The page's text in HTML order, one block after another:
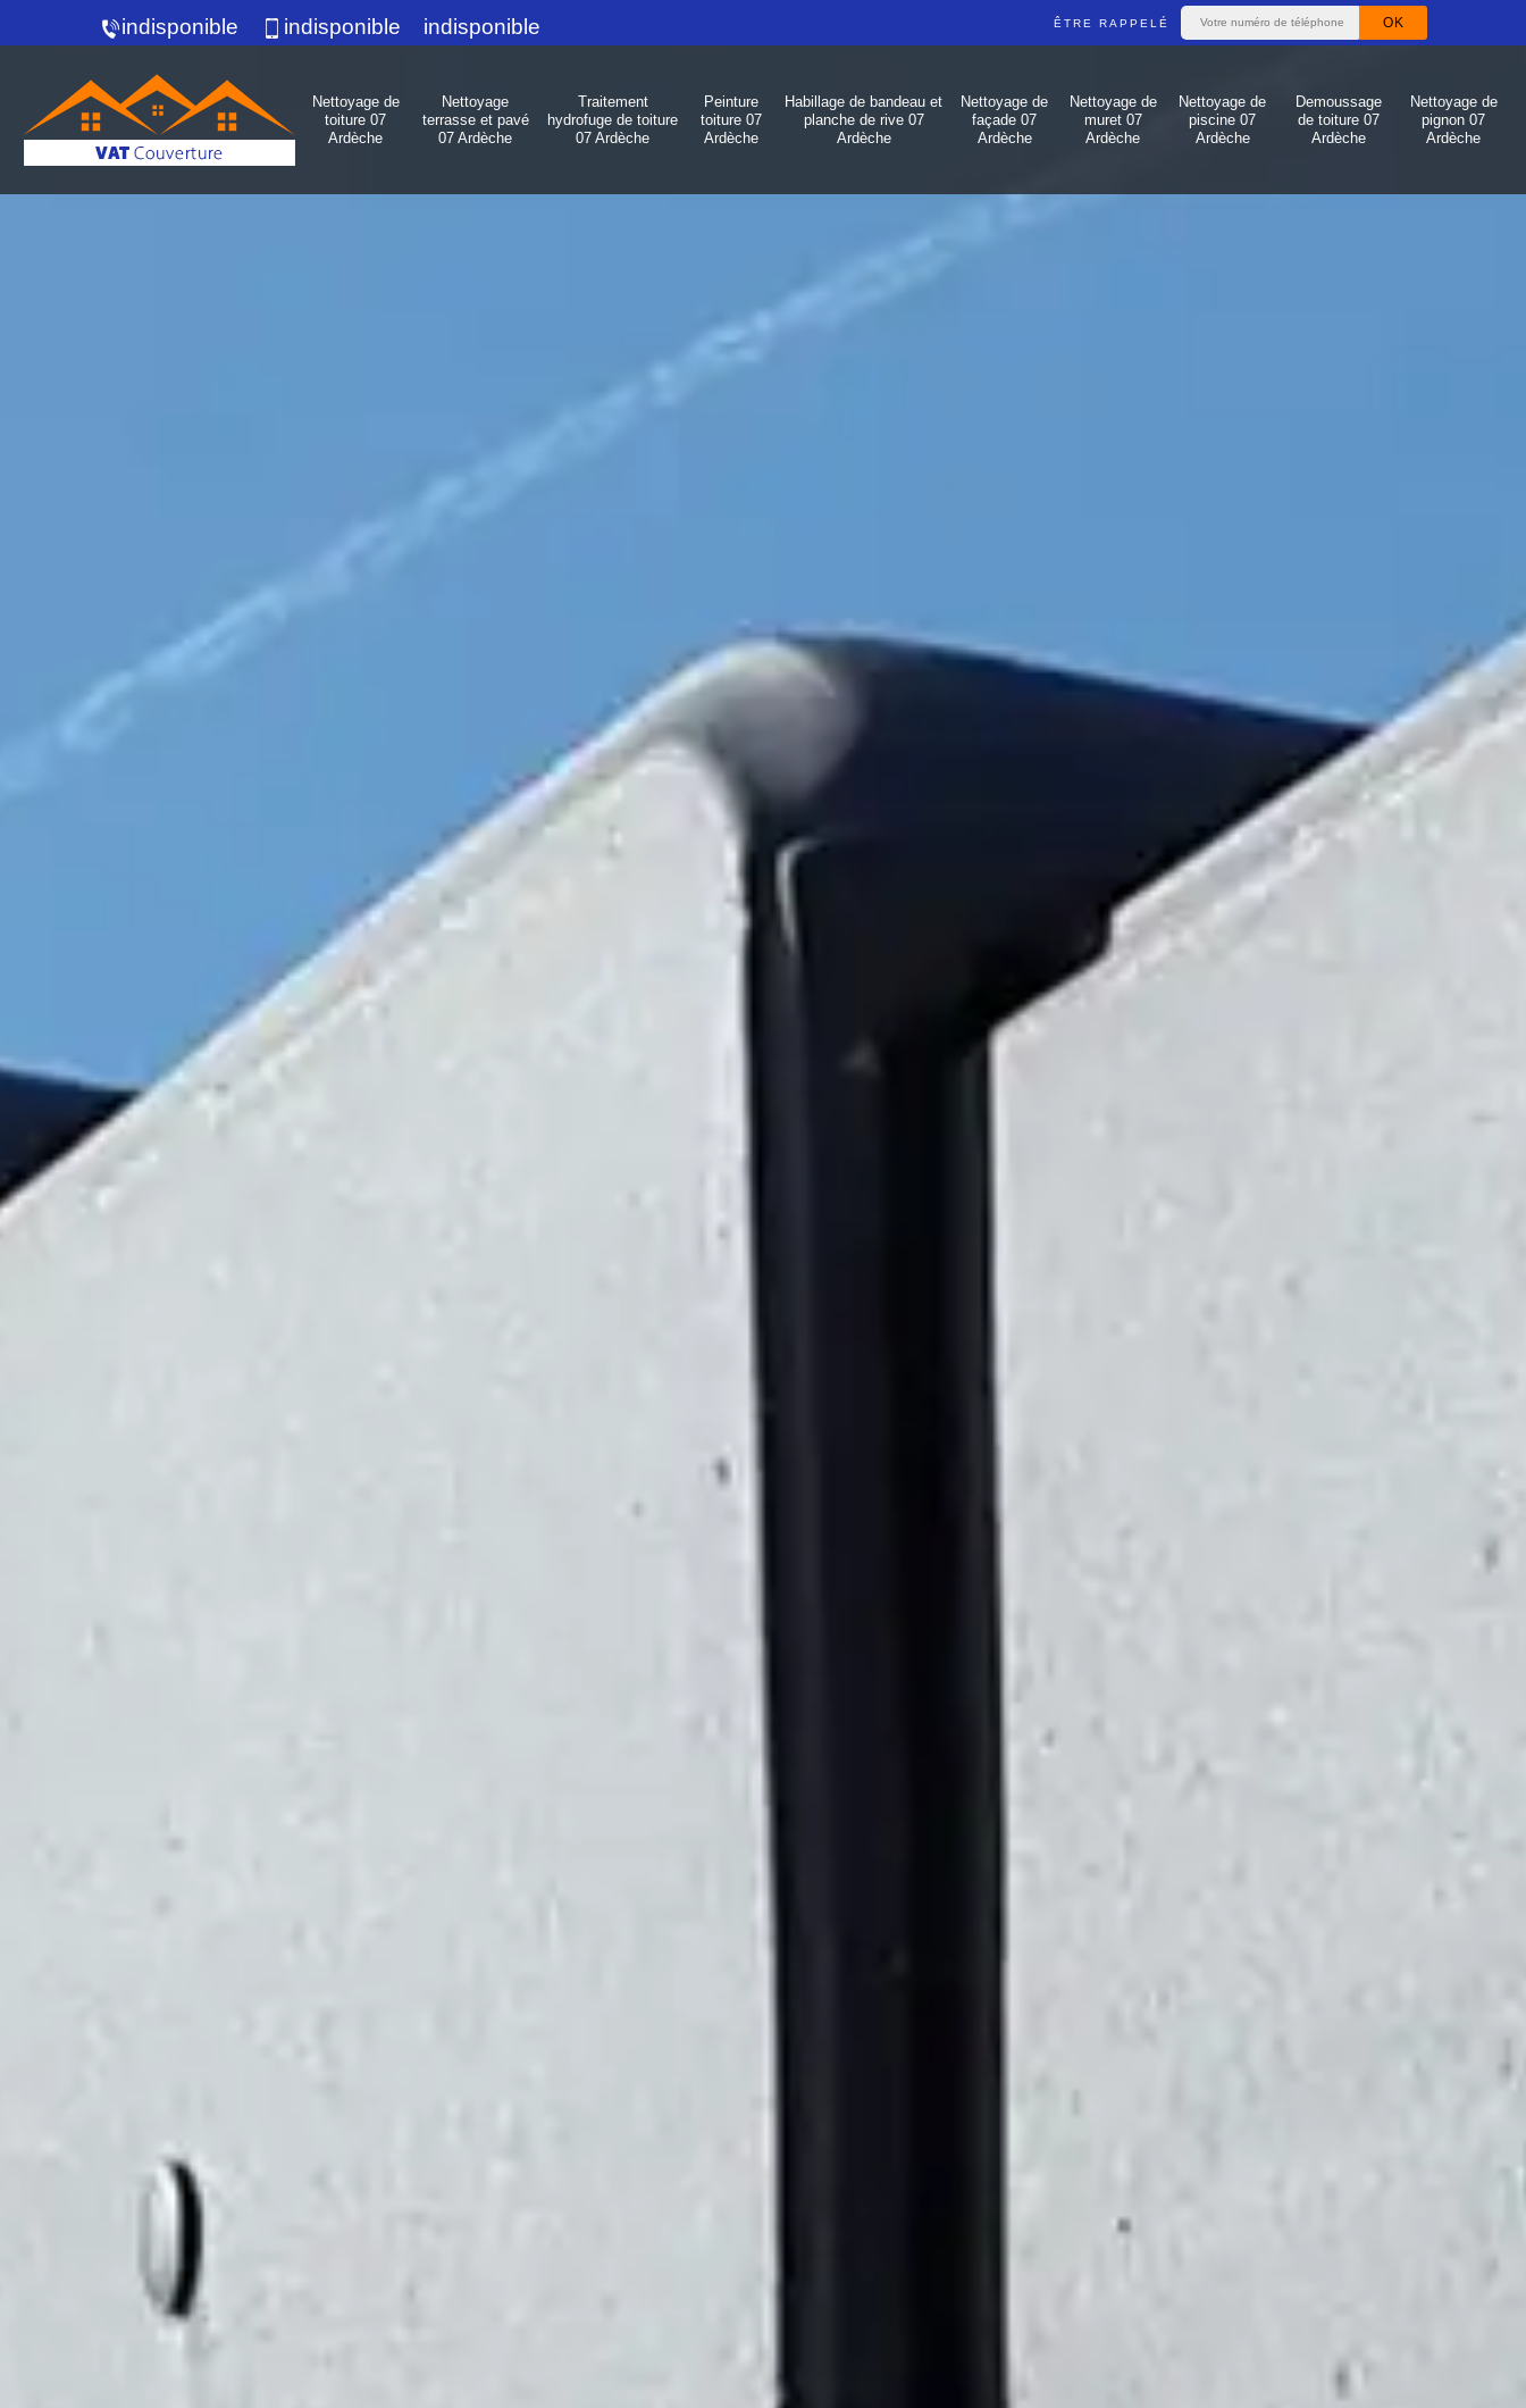
indisponible indisponible indisponible ÊTRE RAPPELÉ
Nettoyage de
toiture 07
Ardèche
Nettoyage
terrasse et pavé
07 Ardèche
Traitement
hydrofuge de toiture
07 Ardèche
Peinture
toiture 07
Ardèche
Habillage de bandeau et
planche de rive 07
Ardèche
Nettoyage de
façade 07
Ardèche
Nettoyage de
muret 07
Ardèche
Nettoyage de
piscine 07
Ardèche
Demoussage
de toiture 07
Ardèche
Nettoyage de
pignon 07
Ardèche